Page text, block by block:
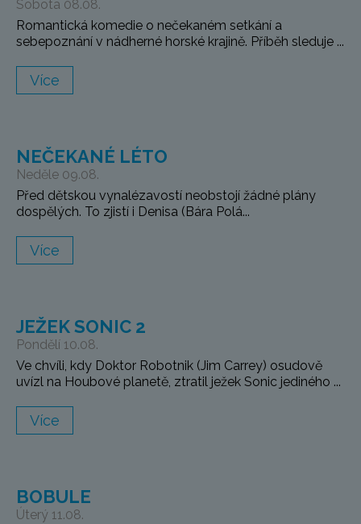
Sobota 08.08.
Romantická komedie o nečekaném setkání a
sebepoznání v nádherné horské krajině. Příběh sleduje ...
Více
NEČEKANÉ LÉTO
Neděle 09.08.
Před dětskou vynalézavostí neobstojí žádné plány
dospělých. To zjistí i Denisa (Bára Polá...
Více
JEŽEK SONIC 2
Pondělí 10.08.
Ve chvíli, kdy Doktor Robotnik (Jim Carrey) osudově
uvízl na Houbové planetě, ztratil ježek Sonic jediného ...
Více
BOBULE
Úterý 11.08.